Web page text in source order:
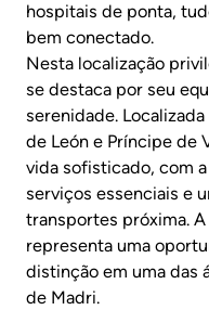
hospitais de ponta,
bem conectado.
Nesta localização
se destaca por seu
serenidade.
de León e Príncipe de
vida sofisticado, com
serviços essenciais e
transportes próxima. A
representa uma
distinção em uma das
de Madri.